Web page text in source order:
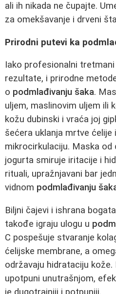
ali ih nikada ne čupajte.
za omekšavanje i drveni
Prirodni putevi ka
Iako profesionalni tretmani
rezultate, i prirodne
o podmlađivanju šaka.
uljem, maslinovim uljem ili
kožu dubinski i vraća joj
šećera uklanja mrtve ćelije
mikrocirkulaciju. Maska od
jogurta smiruje iritacije i
rituali, upražnjavani bar
vidnom podmlađivanju
Biljni čajevi i ishrana
takođe igraju ulogu u
C pospešuje stvaranje
ćelijske membrane, a
održavaju hidrataciju kože.
upotpuni unutrašnjom,